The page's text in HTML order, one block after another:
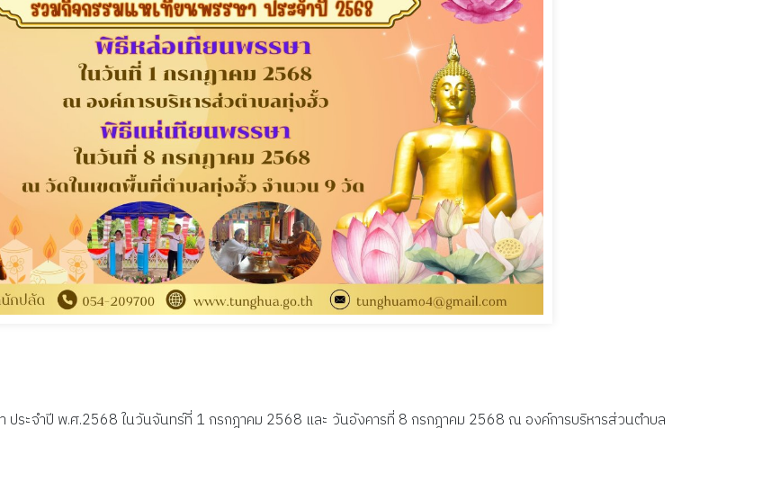
ประจำปี พ.ศ.2568 ในวันจันทร์ที่ 1 กรกฎาคม 2568 และ วันอังคารที่ 8 กรกฎาคม 2568 ณ องค์การบริหารส่วนตำบล